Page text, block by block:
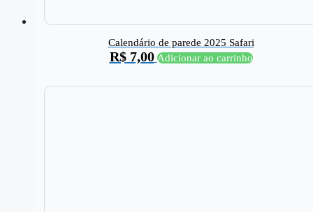
Calendário de parede 2025 Safari
R$7,00 Adicionar ao carrinho